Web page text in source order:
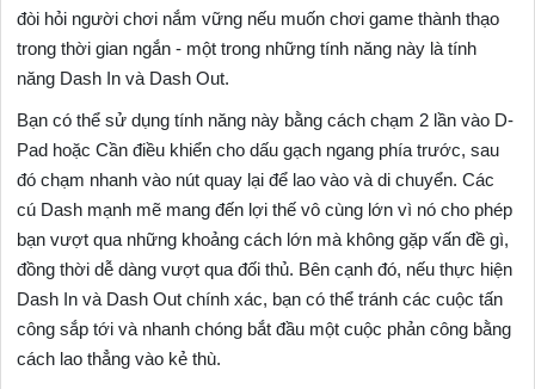
đòi hỏi người chơi nắm vững nếu muốn chơi game thành thạo
trong thời gian ngắn - một trong những tính năng này là tính
năng Dash In và Dash Out.
Bạn có thể sử dụng tính năng này bằng cách chạm 2 lần vào D-
Pad hoặc Cần điều khiển cho dấu gạch ngang phía trước, sau
đó chạm nhanh vào nút quay lại để lao vào và di chuyển. Các
cú Dash mạnh mẽ mang đến lợi thế vô cùng lớn vì nó cho phép
bạn vượt qua những khoảng cách lớn mà không gặp vấn đề gì,
đồng thời dễ dàng vượt qua đối thủ. Bên cạnh đó, nếu thực hiện
Dash In và Dash Out chính xác, bạn có thể tránh các cuộc tấn
công sắp tới và nhanh chóng bắt đầu một cuộc phản công bằng
cách lao thẳng vào kẻ thù.